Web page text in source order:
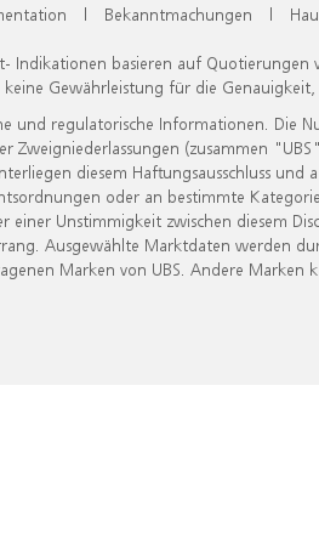
| Bekanntmachungen |
Indikationen basieren auf
Gewährleistung für die
und regulatorische Informationen. Die
Zweigniederlassungen (zusammen
diesem Haftungsausschluss
oder an bestimmte
einer Unstimmigkeit zwischen diesem
Ausgewählte Marktdaten werden
Marken von UBS. Andere Marken